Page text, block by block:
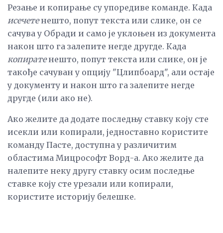
Резање и копирање су упоредиве команде. Када
исечетенешто, попут текста или слике, он се
сачува у Обради и само је уклоњен из документа
након што га залепите негде другде. Када
копиратенешто, попут текста или слике, он је
такође сачуван у опцију "Цлипбоард", али остаје
у документу и након што га залепите негде
другде (или ако не).
Ако желите да додате последњу ставку коју сте
исекли или копирали, једноставно користите
команду Пасте, доступна у различитим
областима Мицрософт Ворд-а. Ако желите да
налепите неку другу ставку осим последње
ставке коју сте урезали или копирали,
користите историју белешке.